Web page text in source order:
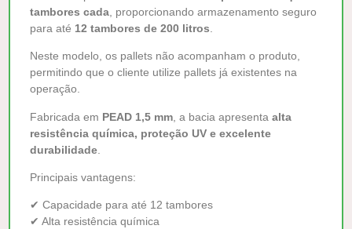
tambores cada , proporcionando armazenamento seguro
para até 12 tambores de 200 litros
Neste modelo, os pallets não acompanham o produto,
permitindo que o cliente utilize pallets já existentes na
operação.
Fabricada em PEAD 1,5 mm , a bacia apresentaalta
resistência química, proteção UV e excelente
durabilidade
Principais vantagens:
✔ Capacidade para até 12 tambores
✔ Alta resistência química